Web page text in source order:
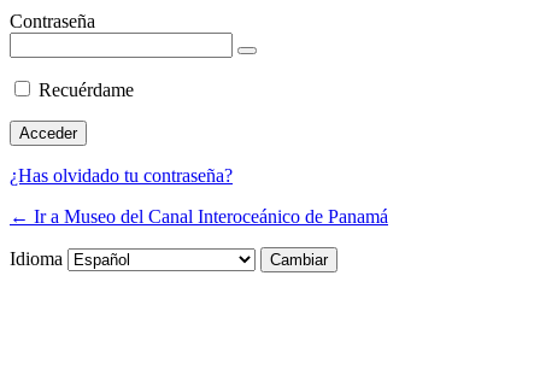
Contraseña
Recuérdame
¿Has olvidado tu contraseña?
← Ir a Museo del Canal Interoceánico de Panamá
Idioma